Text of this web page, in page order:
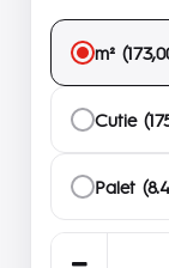
m²
Cutie
Palet